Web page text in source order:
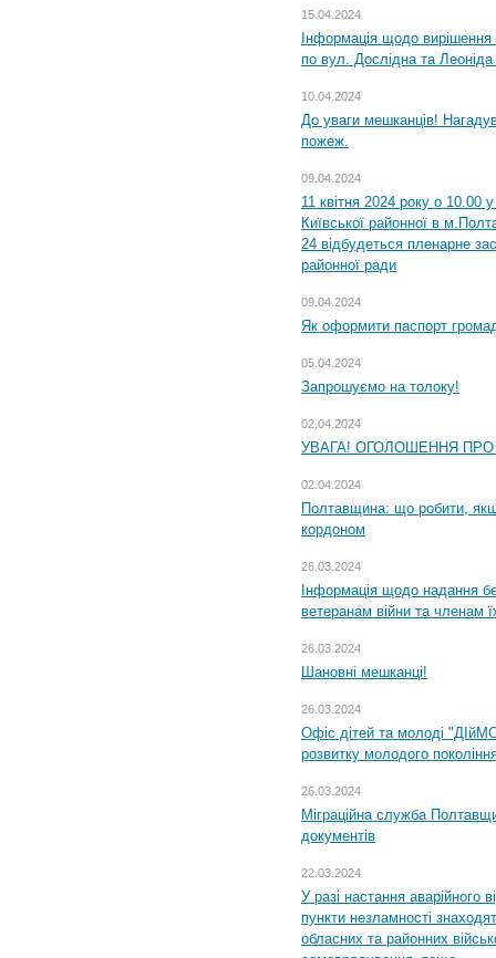
15.04.2024
Інформація щодо
по вул. Дослідна та Леоніда
10.04.2024
До уваги мешканців!
пожеж.
09.04.2024
11 квітня 2024 року о 10.00
Київської районної в
24 відбудеться пленарне
районної ради
09.04.2024
Як оформити паспорт
05.04.2024
Запрошуємо на толоку!
02.04.2024
УВАГА! ОГОЛОШЕННЯ
02.04.2024
Полтавщина: що робити,
кордоном
26.03.2024
Інформація щодо надання
ветеранам війни та членам
26.03.2024
Шановні мешканці!
26.03.2024
Офіс дітей та молоді
розвитку молодого
26.03.2024
Міграційна служба
документів
22.03.2024
У разі настання аварійного
пункти незламності
обласних та районних